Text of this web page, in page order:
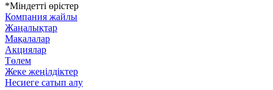
*Міндетті өрістер
Компания жайлы
Жаңалықтар
Мақалалар
Акциялар
Төлем
Жеке жеңілдіктер
Несиеге сатып алу